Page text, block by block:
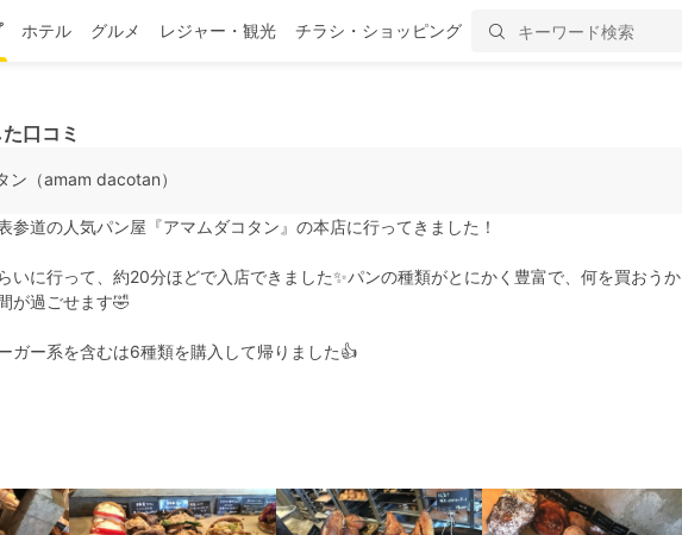
ホテル グルメ レジャー・観光 チラシ・ショッピング
口コミ
ン（amam dacotan）
参道の人気パン屋『アマムダコタン』の本店に行ってきました！
いに行って、約20分ほどで入店できました✨パンの種類がとにかく豊富で、何を買おうか
が過ごせます🤣
ガー系を含むは6種類を購入して帰りました👍